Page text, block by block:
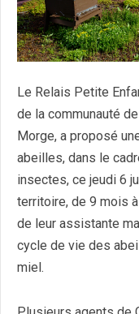
Le Relais Petite
de la communauté
Morge, a proposé
abeilles, dans le
insectes, ce jeudi 6
territoire, de 9 mois
de leur assistante
cycle de vie des
miel.